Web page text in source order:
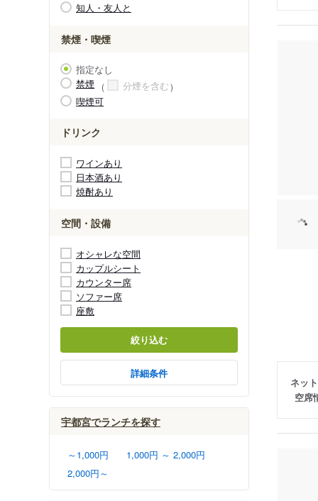
知人・友人と
禁煙・喫煙
指定なし
禁煙
分煙を含む
喫煙可
ドリンク
ワインあり
日本酒あり
焼酎あり
空間・設備
オシャレな空間
カップルシート
カウンター席
ソファー席
座敷
絞り込む
詳細条件
宇都宮でランチを探す
～1,000円
1,000円 ～ 2,000円
2,000円～
ネッ
空席